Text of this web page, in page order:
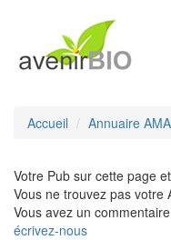
Accueil Annuaire
Votre Pub sur cette page
Vous ne trouvez pas votre
Vous avez un
écrivez-nous